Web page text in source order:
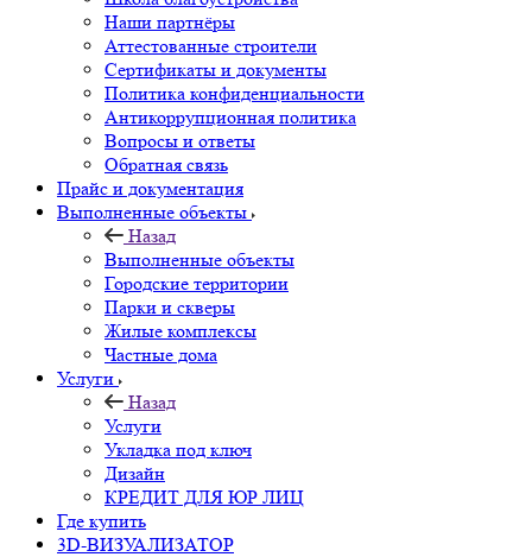
Наши партнёры
Аттестованные строители
Сертификаты и документы
Политика конфиденциальности
Антикоррупционная политика
Вопросы и ответы
Обратная связь
Прайс и документация
Выполненные объекты
Назад
Выполненные объекты
Городские территории
Парки и скверы
Жилые комплексы
Частные дома
Услуги
Назад
Услуги
Укладка под ключ
Дизайн
КРЕДИТ ДЛЯ ЮР ЛИЦ
Где купить
3D-ВИЗУАЛИЗАТОР